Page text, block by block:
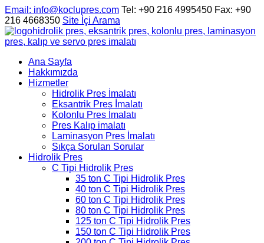
Email : info@koclupres.com Tel: +90 216 4995450 Fax: +90
216 4668350 Site İçi Arama
hidrolik pres, eksantrik pres, kolonlu pres, laminasyon
pres, kalıp ve servo pres imalatı
Ana Sayfa
Hakkımızda
Hizmetler
Hidrolik Pres İmalatı
Eksantrik Pres İmalatı
Kolonlu Pres İmalatı
Pres Kalıp imalatı
Laminasyon Pres İmalatı
Sıkça Sorulan Sorular
Hidrolik Pres
C Tipi Hidrolik Pres
35 ton C Tipi Hidrolik Pres
40 ton C Tipi Hidrolik Pres
60 ton C Tipi Hidrolik Pres
80 ton C Tipi Hidrolik Pres
125 ton C Tipi Hidrolik Pres
150 ton C Tipi Hidrolik Pres